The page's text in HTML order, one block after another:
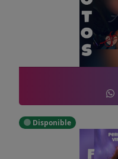
Disponible